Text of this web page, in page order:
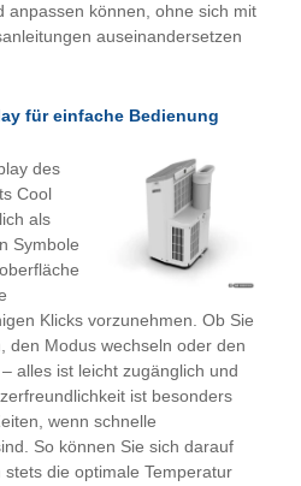
anpassen können, ohne sich mit
auseinandersetzen
für einfache Bedienung
des
Cool
als
Symbole
Klicks vorzunehmen. Ob Sie
den Modus wechseln oder den
alles ist leicht zugänglich und
ist besonders
wenn schnelle
So können Sie sich darauf
die optimale Temperatur